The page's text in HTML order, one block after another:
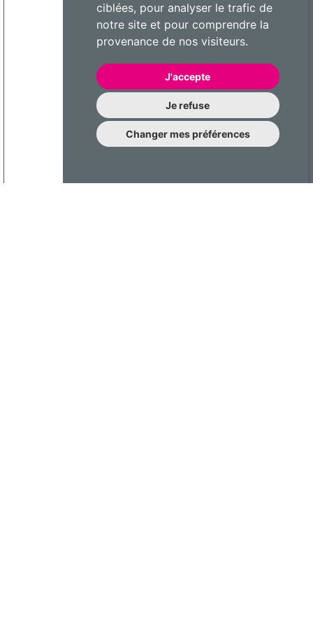
ciblées, pour analyser le trafic de
notre site et pour comprendre la
provenance de nos visiteurs.
J'accepte
Je refuse
Changer mes préférences